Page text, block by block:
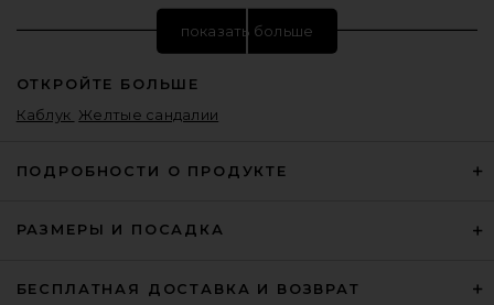
Pump in Sand
BALMAIN
показать больше
ОТКРОЙТЕ БОЛЬШЕ
Каблук Желтые сандалии
ПОДРОБНОСТИ О ПРОДУКТЕ
РАЗМЕРЫ И ПОСАДКА
БЕСПЛАТНАЯ ДОСТАВКА И ВОЗВРАТ